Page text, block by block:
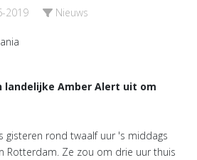
2019 Nieuws
landelijke Amber Alert uit om
gisteren rond twaalf uur 's middags
Rotterdam. Ze zou om drie uur thuis